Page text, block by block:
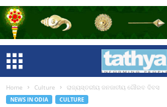
Home Culture ରାଜ୍ୟସ୍ତରୀୟ ଜନଜାତୀୟ ଗୌରବ ଦିବସ
NEWS IN ODIA CULTURE